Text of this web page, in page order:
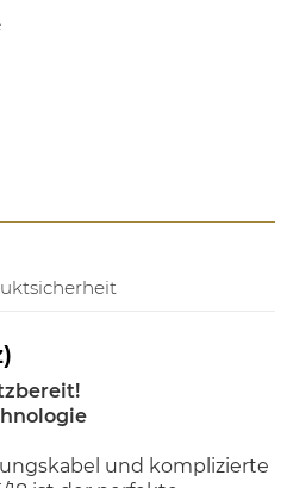
und komplizierte